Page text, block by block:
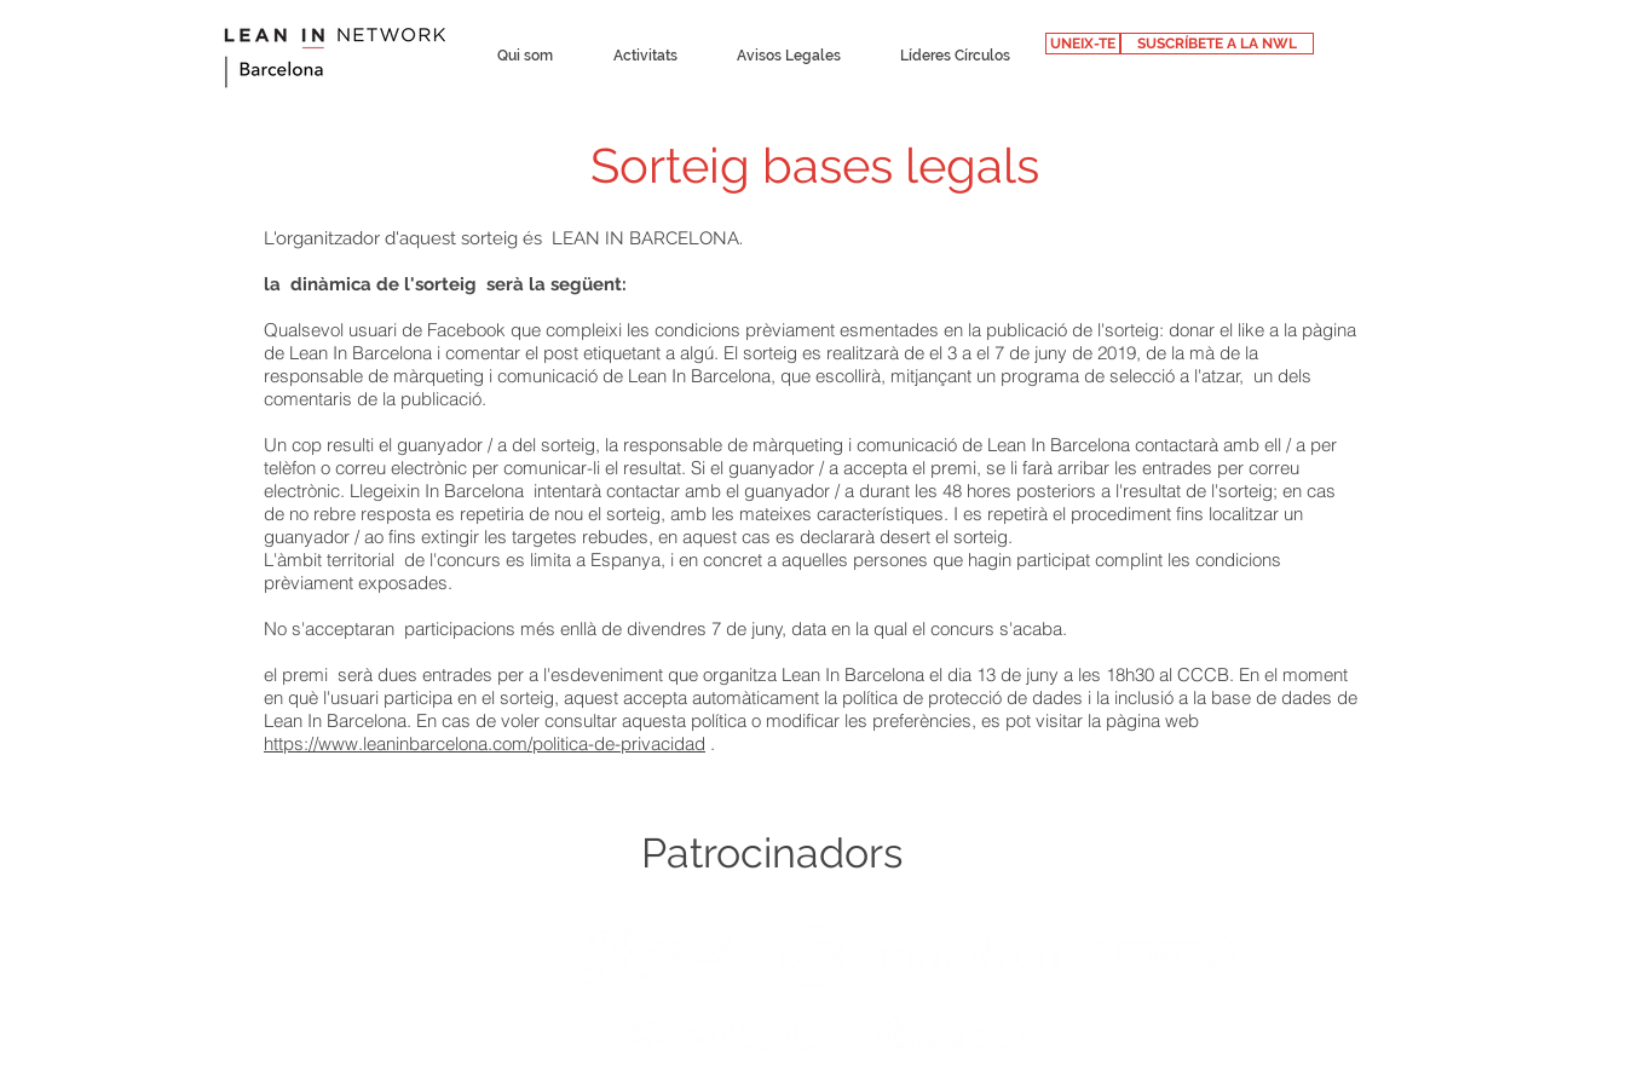
Qui som Activitats Avisos Legales Líderes Círculos
UNEIX-TE SUSCRÍBETE A LA NWL
Sorteig bases legals
L'organitzador d'aquest sorteig és LEAN IN BARCELONA.
la dinàmica de l'sorteig serà la següent:
Qualsevol usuari de Facebook que compleixi les condicions prèviament esmentades en la publicació de l'sorteig: donar el like a la pàgina
de Lean In Barcelona i comentar el post etiquetant a algú. El sorteig es realitzarà de el 3 a el 7 de juny de 2019, de la mà de la
responsable de màrqueting i comunicació de Lean In Barcelona, que escollirà, mitjançant un programa de selecció a l'atzar, un dels
comentaris de la publicació.
Un cop resulti el guanyador / a del sorteig, la responsable de màrqueting i comunicació de Lean In Barcelona contactarà amb ell / a per
telèfon o correu electrònic per comunicar-li el resultat. Si el guanyador / a accepta el premi, se li farà arribar les entrades per correu
electrònic. Llegeixin In Barcelona intentarà contactar amb el guanyador / a durant les 48 hores posteriors a l'resultat de l'sorteig; en cas
de no rebre resposta es repetiria de nou el sorteig, amb les mateixes característiques. I es repetirà el procediment fins localitzar un
guanyador / ao fins extingir les targetes rebudes, en aquest cas es declararà desert el sorteig.
L'àmbit territorial de l'concurs es limita a Espanya, i en concret a aquelles persones que hagin participat complint les condicions
prèviament exposades.
No s'acceptaran participacions més enllà de divendres 7 de juny, data en la qual el concurs s'acaba.
el premi serà dues entrades per a l'esdeveniment que organitza Lean In Barcelona el dia 13 de juny a les 18h30 al CCCB. En el moment
en què l'usuari participa en el sorteig, aquest accepta automàticament la política de protecció de dades i la inclusió a la base de dades de
Lean In Barcelona. En cas de voler consultar aquesta política o modificar les preferències, es pot visitar la pàgina web
https://www.leaninbarcelona.com/politica-de-privacidad .
Patrocinadors